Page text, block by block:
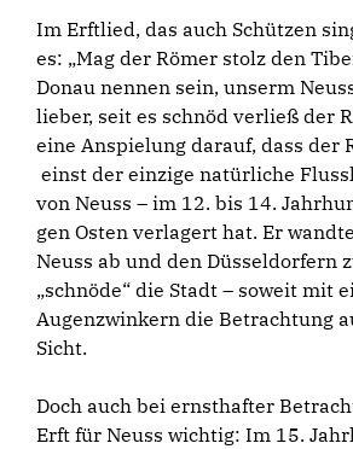
Im Erftlied, das auch Schützen
es: „Mag der Römer stolz den
Donau nennen sein, unserm
lieber, seit es schnöd verließ der
eine Anspielung darauf, dass der
einst der einzige natürliche
von Neuss – im 12. bis 14.
gen Osten verlagert hat. Er
Neuss ab und den Düsseldorfern
„schnöde“ die Stadt – soweit mit
Augenzwinkern die Betrachtung
Sicht.
Doch auch bei ernsthafter
Erft für Neuss wichtig: Im 15.